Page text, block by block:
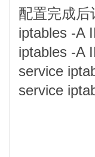
配置完成后
iptables -A
iptables -A
service
service